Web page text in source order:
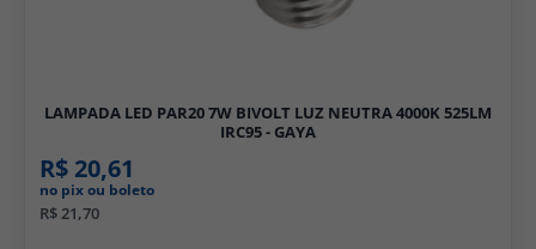
LAMPADA LED PAR20 7W BIVOLT LUZ NEUTRA 4000K 525LM
IRC95 - GAYA
R$ 20,61
no pix ou boleto
R$ 21,70